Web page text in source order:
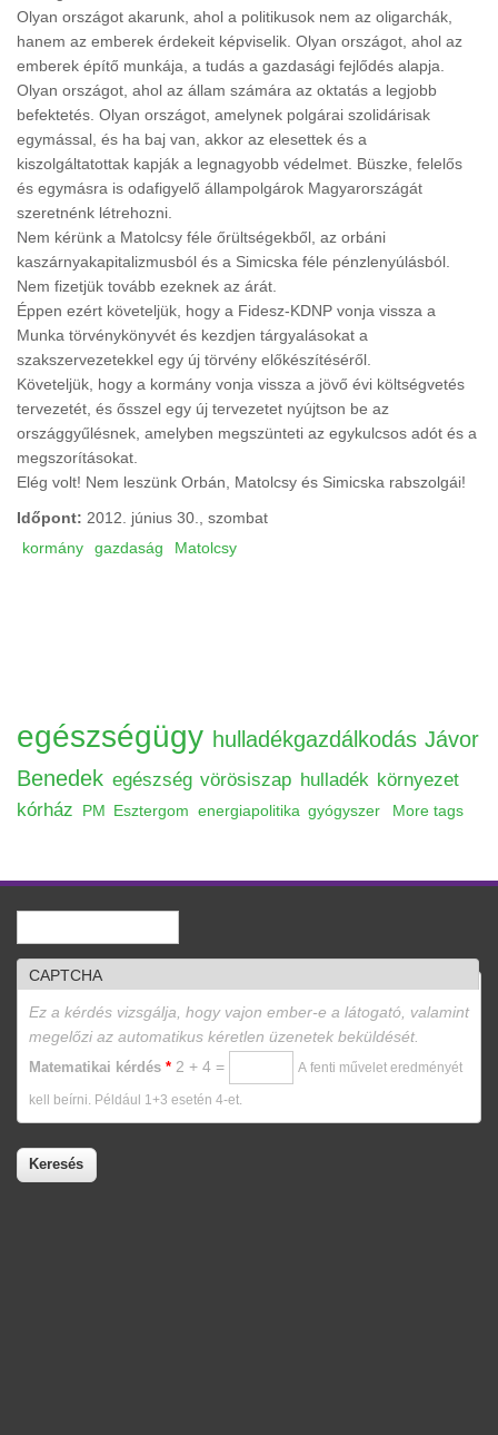
Olyan országot akarunk, ahol a politikusok nem az oligarchák,
hanem az emberek érdekeit képviselik. Olyan országot, ahol az
emberek építő munkája, a tudás a gazdasági fejlődés alapja.
Olyan országot, ahol az állam számára az oktatás a legjobb
befektetés. Olyan országot, amelynek polgárai szolidárisak
egymással, és ha baj van, akkor az elesettek és a
kiszolgáltatottak kapják a legnagyobb védelmet. Büszke, felelős
és egymásra is odafigyelő állampolgárok Magyarországát
szeretnénk létrehozni.
Nem kérünk a Matolcsy féle őrültségekből, az orbáni
kaszárnyakapitalizmusból és a Simicska féle pénzlenyúlásból.
Nem fizetjük tovább ezeknek az árát.
Éppen ezért követeljük, hogy a Fidesz-KDNP vonja vissza a
Munka törvénykönyvét és kezdjen tárgyalásokat a
szakszervezetekkel egy új törvény előkészítéséről.
Követeljük, hogy a kormány vonja vissza a jövő évi költségvetés
tervezetét, és ősszel egy új tervezetet nyújtson be az
országgyűlésnek, amelyben megszünteti az egykulcsos adót és a
megszorításokat.
Elég volt! Nem leszünk Orbán, Matolcsy és Simicska rabszolgái!
Időpont: 2012. június 30., szombat
kormány
gazdaság Matolcsy
egészségügy hulladékgazdálkodás Jávor
Benedek egészség vörösiszap hulladék környezet
kórház
PM Esztergom energiapolitika gyógyszer More tags
CAPTCHA
Ez a kérdés vizsgálja, hogy vajon ember-e a látogató, valamint
megelőzi az automatikus kéretlen üzenetek beküldését.
Matematikai kérdés * 2 + 4 = A fenti művelet eredményét
kell beírni. Például 1+3 esetén 4-et.